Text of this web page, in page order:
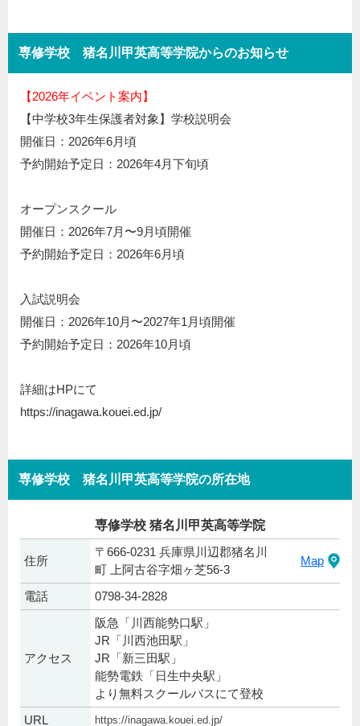
専修学校 猪名川甲英高等学院からのお知らせ
【2026年イベント案内】
【中学校3年生保護者対象】学校説明会
開催日：2026年6月頃
予約開始予定日：2026年4月下旬頃
オープンスクール
開催日：2026年7月〜9月頃開催
予約開始予定日：2026年6月頃
入試説明会
開催日：2026年10月〜2027年1月頃開催
予約開始予定日：2026年10月頃
詳細はHPにて
https://inagawa.kouei.ed.jp/
専修学校 猪名川甲英高等学院の所在地
専修学校 猪名川甲英高等学院
住所
〒666-0231 兵庫県川辺郡猪名川
町 上阿古谷字畑ヶ芝56-3
Map
電話 0798-34-2828
アクセス
阪急「川西能勢口駅」
JR「川西池田駅」
JR「新三田駅」
能勢電鉄「日生中央駅」
より無料スクールバスにて登校
URL
https://inagawa.kouei.ed.jp/